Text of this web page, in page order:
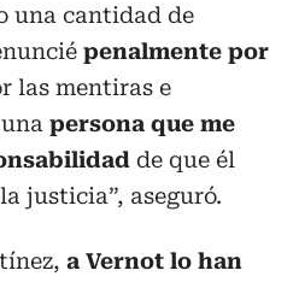
una cantidad de
penalmente por
las mentiras e
persona que me
de que él
justicia”, aseguró.
a Vernot lo han